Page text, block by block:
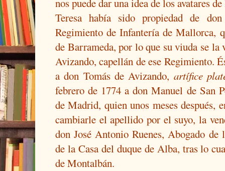
nos puede dar una idea de los avatares
Teresa había sido propiedad de
Regimiento de Infantería de Mallorca,
de Barrameda, por lo que su viuda se la
Avizando, capellán de ese Regimiento.
a don Tomás de Avizando, artífice
febrero de 1774 a don Manuel de San
de Madrid, quien unos meses después,
cambiarle el apellido por el suyo, la
don José Antonio Ruenes, Abogado de
de la Casa del duque de Alba, tras lo
de Montalbán.